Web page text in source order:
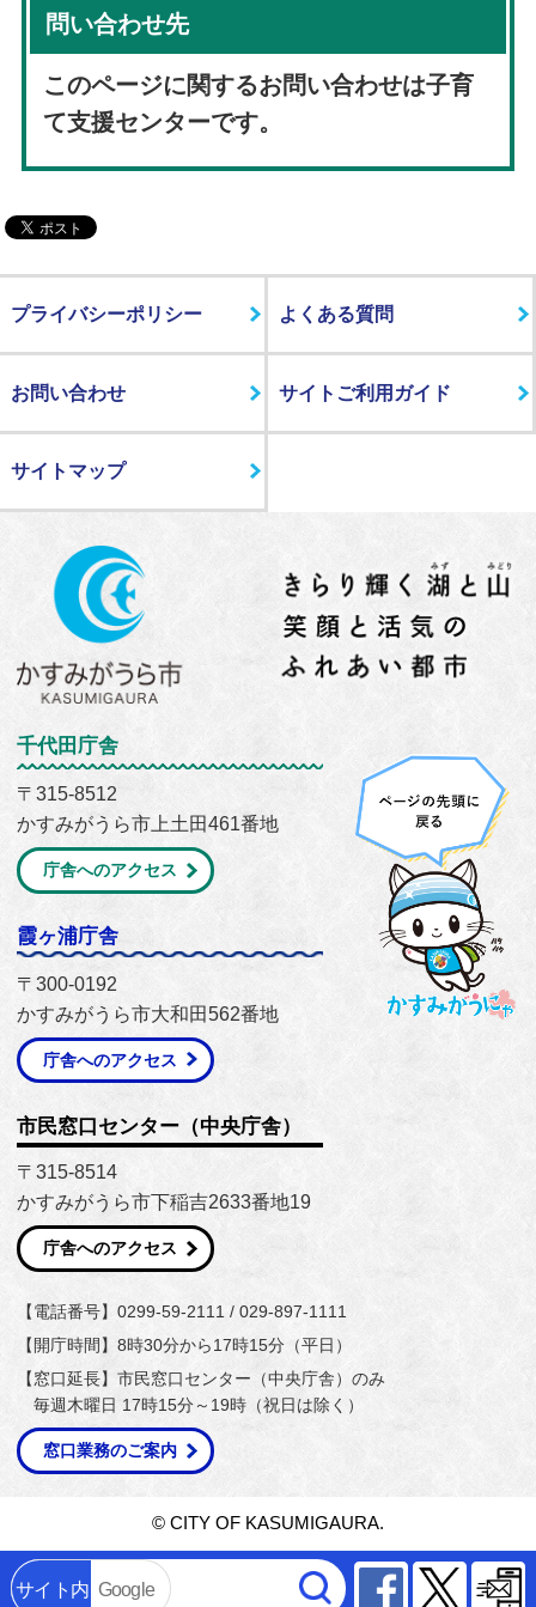
サイト内 Google Facebook
問い合わせ先
このページに関するお問い合わせは子育
て支援センターです。
プライバシーポリシー よくある質問
お問い合わせ サイトご利用ガイド
サイトマップ
千代田庁舎
〒315-8512
かすみがうら市上土田461番地
庁舎へのアクセス
霞ヶ浦庁舎
〒300-0192
かすみがうら市大和田562番地
庁舎へのアクセス
市民窓口センター（中央庁舎）
〒315-8514
かすみがうら市下稲吉2633番地19
庁舎へのアクセス
【電話番号】0299-59-2111 / 029-897-1111
【開庁時間】8時30分から17時15分（平日）
【窓口延長】市民窓口センター（中央庁舎）のみ
毎週木曜日 17時15分～19時（祝日は除く）
窓口業務のご案内
© CITY OF KASUMIGAURA.